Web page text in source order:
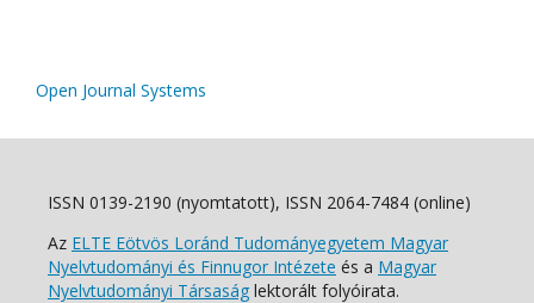
Open Journal Systems
ISSN 0139-2190 (nyomtatott), ISSN 2064-7484 (online)
Az ELTE Eötvös Loránd Tudományegyetem Magyar
Nyelvtudományi és Finnugor Intézete és a Magyar
Nyelvtudományi Társaság lektorált folyóirata.